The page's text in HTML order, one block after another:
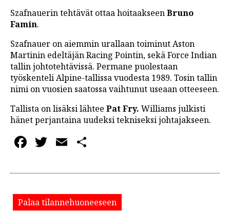
Szafnauerin tehtävät ottaa hoitaakseenBruno
Famin.
Szafnauer on aiemmin urallaan toiminut Aston
Martinin edeltäjän Racing Pointin, sekä Force Indian
tallin johtotehtävissä. Permane puolestaan
työskenteli Alpine-tallissa vuodesta 1989. Tosin tallin
nimi on vuosien saatossa vaihtunut useaan otteeseen.
Tallista on lisäksi lähtee Pat Fry. Williams julkisti
hänet perjantaina uudeksi tekniseksi johtajakseen.
Facebook
Twitter
Email
Palaa tilannehuoneeseen